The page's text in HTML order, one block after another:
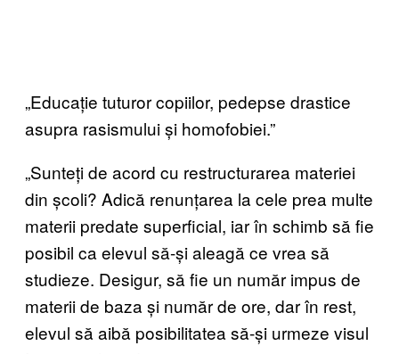
„Educație tuturor copiilor, pedepse drastice
asupra rasismului și homofobiei.”
„Sunteți de acord cu restructurarea materiei
din școli? Adică renunțarea la cele prea multe
materii predate superficial, iar în schimb să fie
posibil ca elevul să-și aleagă ce vrea să
studieze. Desigur, să fie un număr impus de
materii de baza și număr de ore, dar în rest,
elevul să aibă posibilitatea să-și urmeze visul